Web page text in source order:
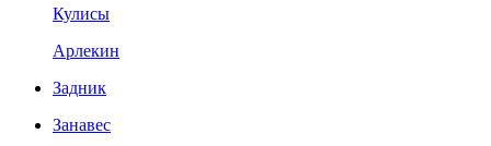
Кулисы
Арлекин
Задник
Занавес